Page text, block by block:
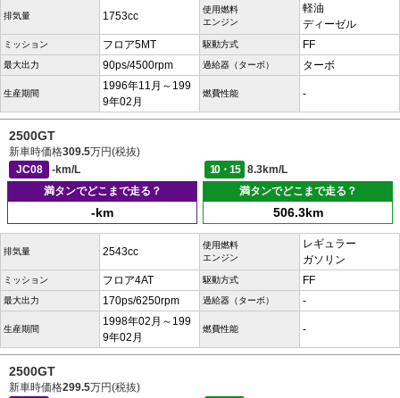
排気量 1753cc
使用燃料
エンジン
軽油
ディーゼル
ミッション フロア5MT 駆動方式 FF
最大出力 90ps/4500rpm 過給器（ターボ） ターボ
生産期間
1996年11月～199
9年02月
燃費性能 -
2500GT
新車時価格309.5万円(税抜)
JC08
-km/L 10・15
8.3km/L
満タンでどこまで走る？
-km
満タンでどこまで走る？
506.3km
排気量 2543cc
使用燃料
エンジン
レギュラー
ガソリン
ミッション フロア4AT 駆動方式 FF
最大出力 170ps/6250rpm 過給器（ターボ） -
生産期間
1998年02月～199
9年02月
燃費性能 -
2500GT
新車時価格299.5万円(税抜)